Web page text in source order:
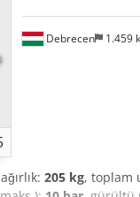
Debrecen 1.459
205 kg, toplam